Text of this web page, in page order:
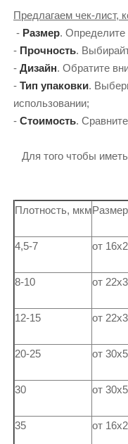
Предлагаем чек-лист,
- Размер. Определите
- Прочность.
- Дизайн. Обратите
- Тип упаковки.
использовании;
- Стоимость.
Для того чтобы
Плотность, мкм
4,5-7 от
8-10 от
12-15 от
20-25 от
30 от
35 от